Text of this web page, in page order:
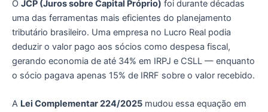
O JCP (Juros sobre Capital Próprio) foi durante décadas
uma das ferramentas mais eficientes do planejamento
tributário brasileiro. Uma empresa no Lucro Real podia
deduzir o valor pago aos sócios como despesa fiscal,
gerando economia de até 34% em IRPJ e CSLL — enquanto
o sócio pagava apenas 15% de IRRF sobre o valor recebido.
A Lei Complementar 224/2025 mudou essa equação em